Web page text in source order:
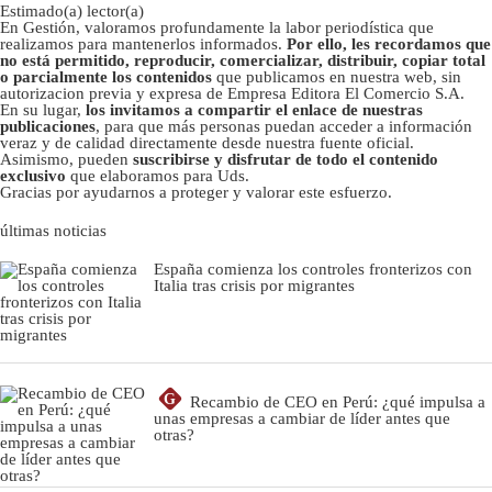
Estimado(a) lector(a)
En Gestión, valoramos profundamente la labor periodística que
realizamos para mantenerlos informados. Por ello, les recordamos que
no está permitido, reproducir, comercializar, distribuir, copiar total
o parcialmente los contenidos que publicamos en nuestra web, sin
autorizacion previa y expresa de Empresa Editora El Comercio S.A.
En su lugar, los invitamos a compartir el enlace de nuestras
publicaciones, para que más personas puedan acceder a información
veraz y de calidad directamente desde nuestra fuente oficial.
Asimismo, pueden suscribirse y disfrutar de todo el contenido
exclusivo que elaboramos para Uds.
Gracias por ayudarnos a proteger y valorar este esfuerzo.
últimas noticias
España comienza los controles fronterizos con
Italia tras crisis por migrantes
G
Recambio de CEO en Perú: ¿qué impulsa a
unas empresas a cambiar de líder antes que
otras?